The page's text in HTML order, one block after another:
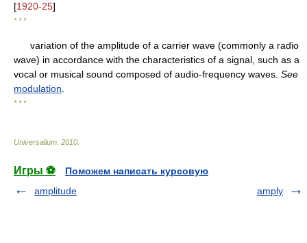
[1920-25]
* * *
variation of the amplitude of a carrier wave (commonly a radio
wave) in accordance with the characteristics of a signal, such as a
vocal or musical sound composed of audio-frequency waves. See
modulation
* * *
Universalium 2010
Игры ⚽
Поможем написать курсовую
amplitude
amply